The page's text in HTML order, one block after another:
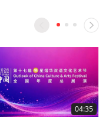
04:35